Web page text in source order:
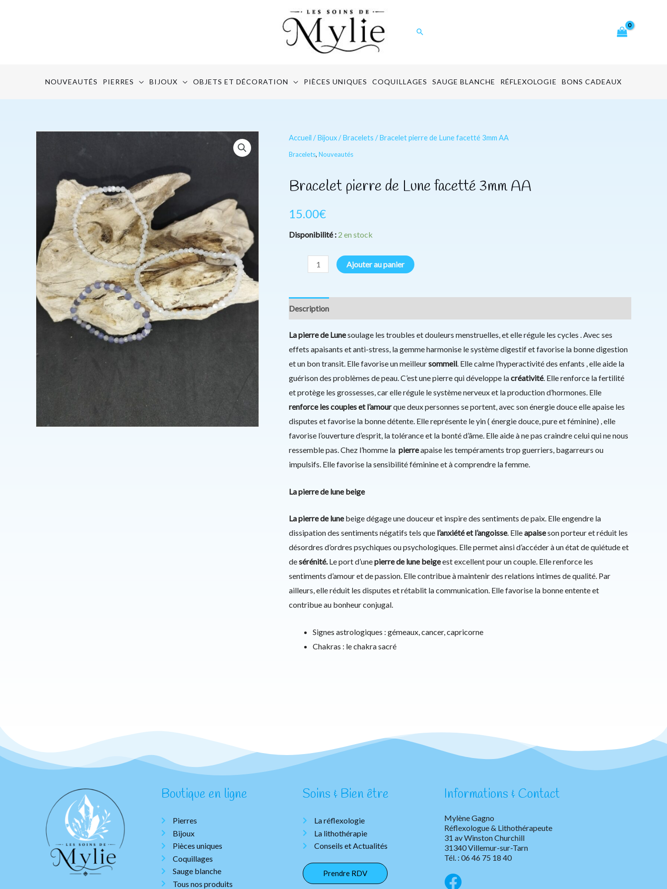
Rechercher
NOUVEAUTÉS PIERRES BIJOUX OBJETS ET DÉCORATION PIÈCES UNIQUES COQUILLAGES SAUGE BLANCHE RÉFLEXOLOGIE BONS CADEAUX
Accueil /Bijoux/Bracelets / Bracelet pierre de Lune facetté 3mm AA
Bracelets, Nouveautés
Bracelet pierre de Lune facetté 3mm AA
15.00€
Disponibilité : 2 en stock
quantité
de
pierre
Lune
3mm
Ajouter au panier
Description
La pierre de Lunesoulage les troubles et douleurs menstruelles, et elle régule les cycles . Avec ses
effets apaisants et anti-stress, la gemme harmonise le système digestif et favorise la bonne digestion
et un bon transit. Elle favorise un meilleursommeil. Elle calme l’hyperactivité des enfants , elle aide la
guérison des problèmes de peau. C’est une pierre qui développe lacréativité. Elle renforce la fertilité
et protège les grossesses, car elle régule le système nerveux et la production d’hormones. Elle
renforce les couples et l’amourque deux personnes se portent, avec son énergie douce elle apaise les
disputes et favorise la bonne détente. Elle représente le yin ( énergie douce, pure et féminine) , elle
favorise l’ouverture d’esprit, la tolérance et la bonté d’âme. Elle aide à ne pas craindre celui qui ne nous
ressemble pas. Chez l’homme la pierreapaise les tempéraments trop guerriers, bagarreurs ou
impulsifs. Elle favorise la sensibilité féminine et à comprendre la femme.
La pierre de lune beige
La pierre de lunebeige dégage une douceur et inspire des sentiments de paix. Elle engendre la
dissipation des sentiments négatifs tels que l’anxiété et l’angoisse. Elleapaiseson porteur et réduit les
désordres d’ordres psychiques ou psychologiques. Elle permet ainsi d’accéder à un état de quiétude et
desérénité.Le port d’unepierre de lune beigeest excellent pour un couple. Elle renforce les
sentiments d’amour et de passion. Elle contribue à maintenir des relations intimes de qualité. Par
ailleurs, elle réduit les disputes et rétablit la communication. Elle favorise la bonne entente et
contribue au bonheur conjugal.
Signes astrologiques : gémeaux, cancer, capricorne
Chakras : le chakra sacré
Boutique en ligne
Pierres
Bijoux
Pièces uniques
Coquillages
Sauge blanche
Tous nos produits
Soins & Bien être
La réflexologie
La lithothérapie
Conseils et Actualités
Prendre RDV
Informations & Contact
Mylène Gagno
Réflexologue & Lithothérapeute
31 av Winston Churchill
31340 Villemur-sur-Tarn
Tél. : 06 46 75 18 40